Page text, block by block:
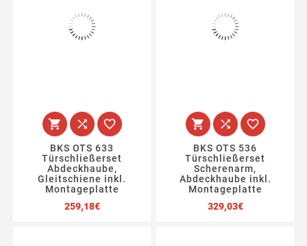
  
BKS OTS 633
Türschließerset
Abdeckhaube,
Gleitschiene inkl.
Montageplatte
259,18€Preis
  
BKS OTS 536
Türschließerset
Scherenarm,
Abdeckhaube inkl.
Montageplatte
329,03€Preis